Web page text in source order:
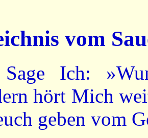
vom
Sage Ich:
hört Mich
geben vom